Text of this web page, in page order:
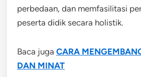
perbedaan, dan memfasilitasi
peserta didik secara holistik.
Baca juga CARA
DAN MINAT